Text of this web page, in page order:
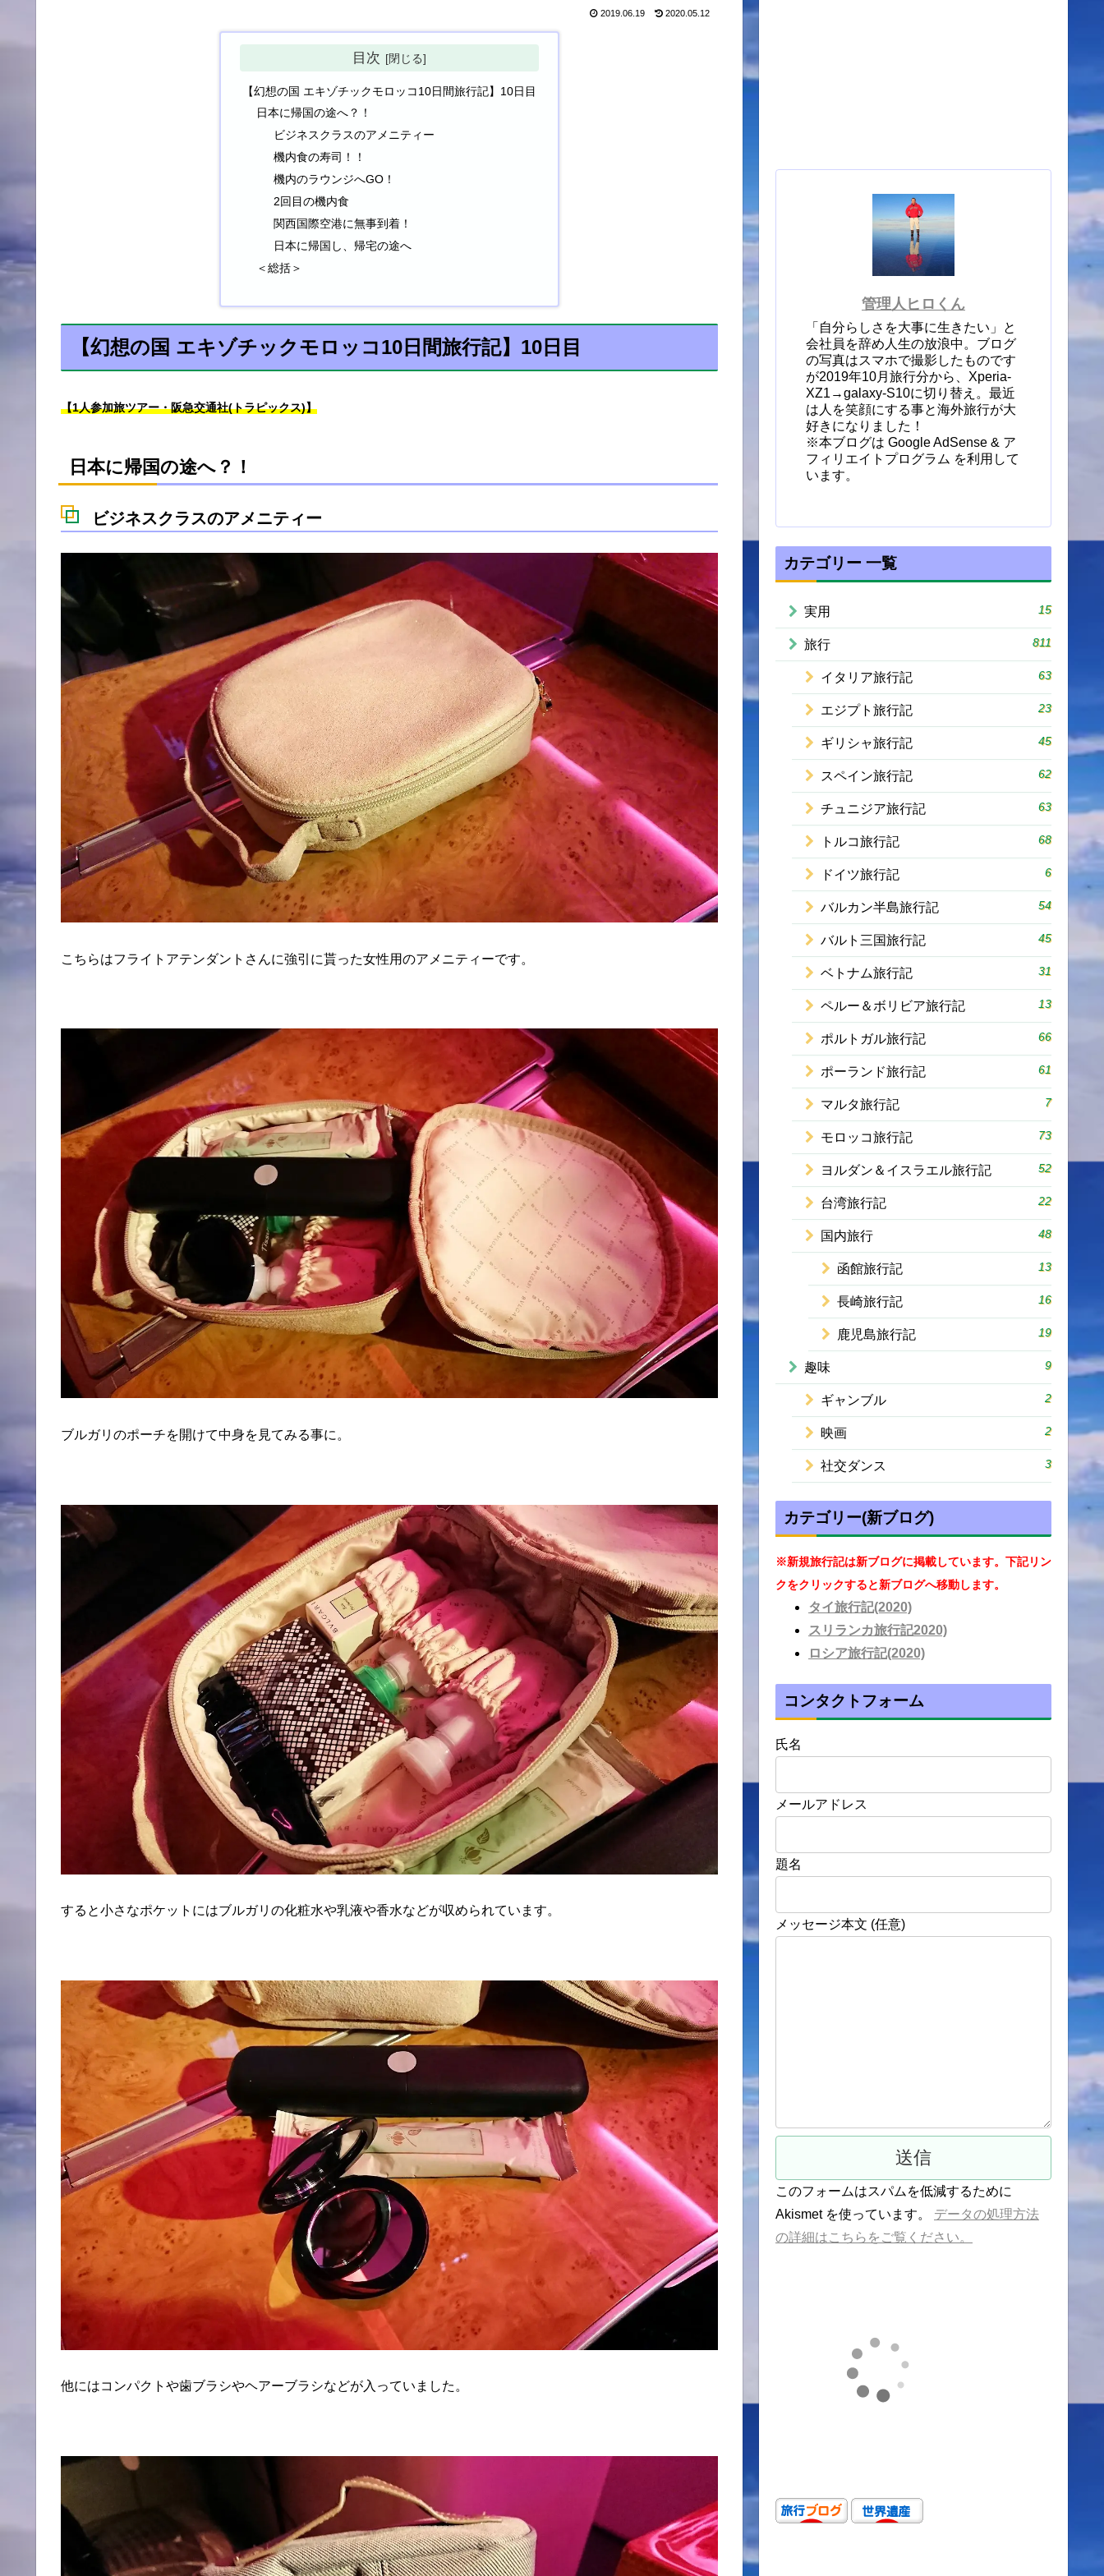
2019.06.19 2020.05.12
目次
【幻想の国 エキゾチックモロッコ10日間旅行記】10日目
日本に帰国の途へ？！
ビジネスクラスのアメニティー
機内食の寿司！！
機内のラウンジへGO！
2回目の機内食
関西国際空港に無事到着！
日本に帰国し、帰宅の途へ
＜総括＞
【幻想の国 エキゾチックモロッコ10日間旅行記】10日目
【1人参加旅ツアー・阪急交通社(トラピックス)】
日本に帰国の途へ？！
ビジネスクラスのアメニティー
こちらはフライトアテンダントさんに強引に貰った女性用のアメニティーです。
ブルガリのポーチを開けて中身を見てみる事に。
すると小さなポケットにはブルガリの化粧水や乳液や香水などが収められています。
他にはコンパクトや歯ブラシやヘアーブラシなどが入っていました。
管理人ヒロくん
「自分らしさを大事に生きたい」と
会社員を辞め人生の放浪中。ブログ
の写真はスマホで撮影したものです
が2019年10月旅行分から、Xperia-
XZ1→galaxy-S10に切り替え。最近
は人を笑顔にする事と海外旅行が大
好きになりました！
※本ブログは Google AdSense & ア
フィリエイトプログラム を利用して
います。
カテゴリー 一覧
実用 15
旅行 811
イタリア旅行記 63
エジプト旅行記 23
ギリシャ旅行記 45
スペイン旅行記 62
チュニジア旅行記 63
トルコ旅行記 68
ドイツ旅行記 6
バルカン半島旅行記 54
バルト三国旅行記 45
ベトナム旅行記 31
ペルー＆ボリビア旅行記 13
ポルトガル旅行記 66
ポーランド旅行記 61
マルタ旅行記 7
モロッコ旅行記 73
ヨルダン＆イスラエル旅行記 52
台湾旅行記 22
国内旅行 48
函館旅行記 13
長崎旅行記 16
鹿児島旅行記 19
趣味 9
ギャンブル 2
映画 2
社交ダンス 3
カテゴリー(新ブログ)
※新規旅行記は新ブログに掲載しています。下記リン
クをクリックすると新ブログへ移動します。
タイ旅行記(2020)
スリランカ旅行記2020)
ロシア旅行記(2020)
コンタクトフォーム
氏名
メールアドレス
題名
メッセージ本文 (任意)
このフォームはスパムを低減するために
Akismet を使っています。 データの処理方法
の詳細はこちらをご覧ください。